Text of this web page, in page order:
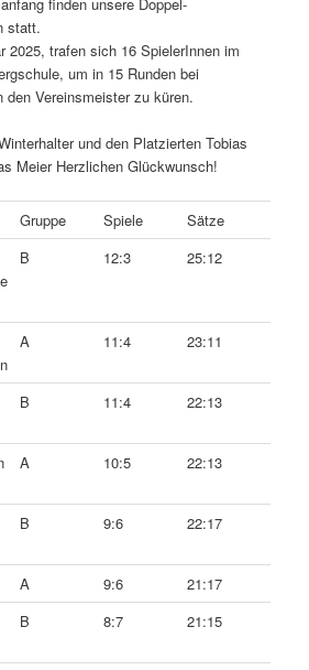
statt.
2025, trafen sich 16 SpielerInnen im
um in 15 Runden bei
den Vereinsmeister zu küren.
und den Platzierten Tobias
Meier Herzlichen Glückwunsch!
Gruppe Spiele
Sätze
B 12:3 25:12
A 11:4 23:11
B 11:4 22:13
A 10:5 22:13
B 9:6 22:17
A 9:6
21:17
B 8:7 21:15